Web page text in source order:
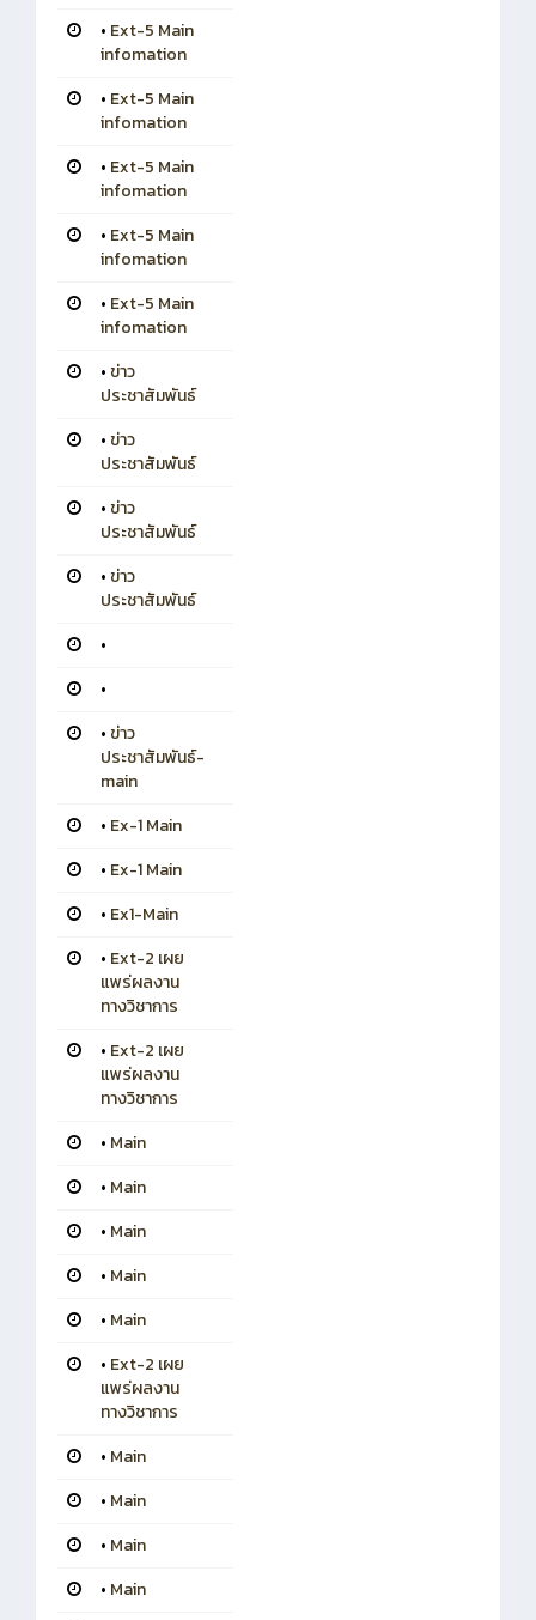
• Ext-5 Main
infomation
• Ext-5 Main
infomation
• Ext-5 Main
infomation
• Ext-5 Main
infomation
• Ext-5 Main
infomation
• ข่าว
ประชาสัมพันธ์
• ข่าว
ประชาสัมพันธ์
• ข่าว
ประชาสัมพันธ์
• ข่าว
ประชาสัมพันธ์
•
•
• ข่าว
ประชาสัมพันธ์-
main
• Ex-1 Main
• Ex-1 Main
• Ex1-Main
• Ext-2 เผย
แพร่ผลงาน
ทางวิชาการ
• Ext-2 เผย
แพร่ผลงาน
ทางวิชาการ
• Main
• Main
• Main
• Main
• Main
• Ext-2 เผย
แพร่ผลงาน
ทางวิชาการ
• Main
• Main
• Main
• Main